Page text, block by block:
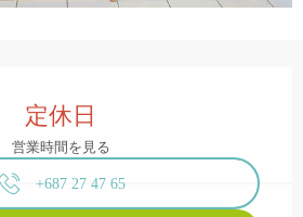
定休日
営業時間を見る
+687 27 47 65